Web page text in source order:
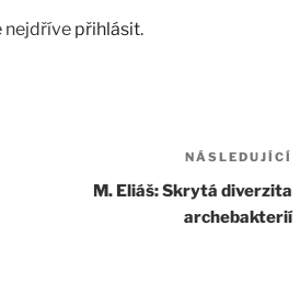
nejdříve přihlásit.
NÁSLEDUJÍCÍ
M. Eliáš: Skrytá diverzita
archebakterií